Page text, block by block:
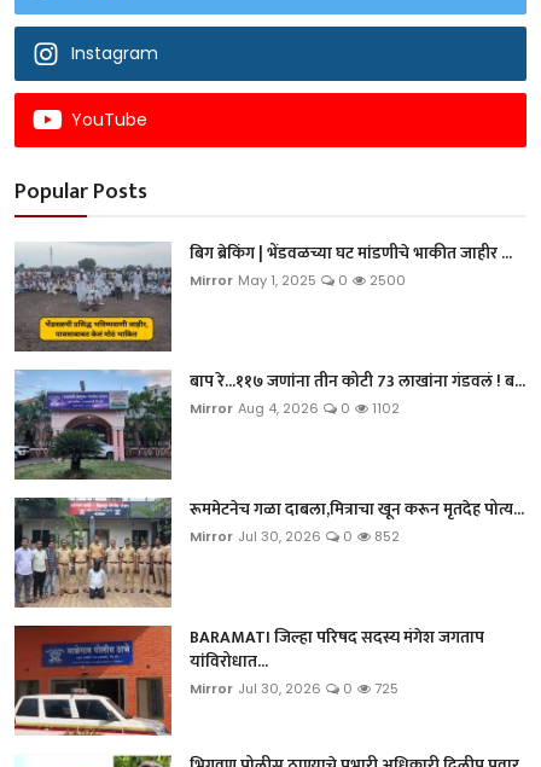
Instagram
YouTube
Popular Posts
बिग ब्रेकिंग | भेंडवळच्या घट मांडणीचे भाकीत जाहीर ...
Mirror May 1, 2025 0 2500
बाप रे...११७ जणांना तीन कोटी 73 लाखांना गंडवलं ! ब...
Mirror Aug 4, 2026 0 1102
रूममेटनेच गळा दाबला,मित्राचा खून करून मृतदेह पोत्य...
Mirror Jul 30, 2026 0 852
BARAMATI जिल्हा परिषद सदस्य मंगेश जगताप
यांविरोधात...
Mirror Jul 30, 2026 0 725